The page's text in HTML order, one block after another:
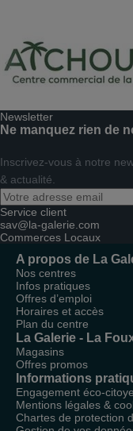
Newsletter
Ne manquez rien de
Inscrivez-vous à notre
& actualité.
Service client
sav@la-galerie.com
Commerces Locaux
A propos de La
Nos centres
Infos pratiques
Offres d’emploi
Horaires et accès
Plan du centre
La Galerie - La
Magasins
Offres promos
Informations
Engagement éco-
Mentions légales &
Chartes de protection